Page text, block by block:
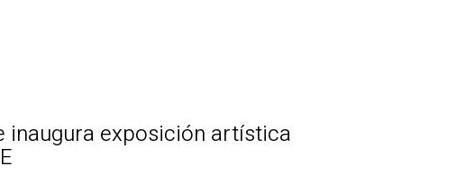
inaugura exposición artística